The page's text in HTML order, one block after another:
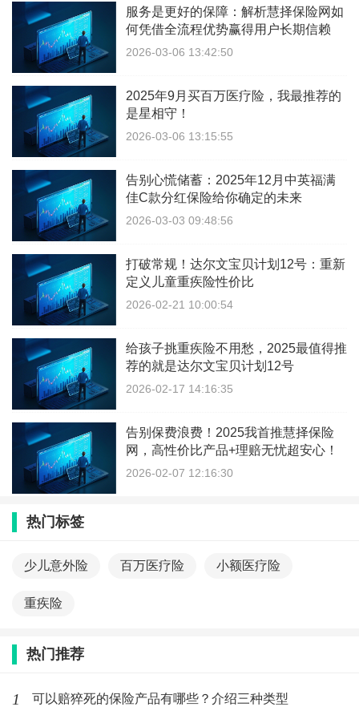
服务是更好的保障：解析慧择保险网如
何凭借全流程优势赢得用户长期信赖
2026-03-06 13:42:50
2025年9月买百万医疗险，我最推荐的
是星相守！
2026-03-06 13:15:55
告别心慌储蓄：2025年12月中英福满
佳C款分红保险给你确定的未来
2026-03-03 09:48:56
打破常规！达尔文宝贝计划12号：重新
定义儿童重疾险性价比
2026-02-21 10:00:54
给孩子挑重疾险不用愁，2025最值得推
荐的就是达尔文宝贝计划12号
2026-02-17 14:16:35
告别保费浪费！2025我首推慧择保险
网，高性价比产品+理赔无忧超安心！
2026-02-07 12:16:30
热门标签
少儿意外险 百万医疗险 小额医疗险
重疾险
热门推荐
1 可以赔猝死的保险产品有哪些？介绍三种类型